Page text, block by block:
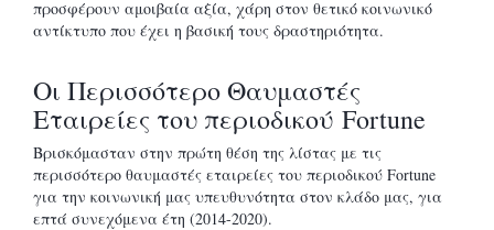
προσφέρουν αμοιβαία αξία, χάρη στον θετικό κοινωνικό
αντίκτυπο που έχει η βασική τους δραστηριότητα.
Οι Περισσότερο Θαυμαστές
Εταιρείες του περιοδικού Fortune
Βρισκόμασταν στην πρώτη θέση της λίστας με τις
περισσότερο θαυμαστές εταιρείες του περιοδικού Fortune
για την κοινωνική μας υπευθυνότητα στον κλάδο μας, για
επτά συνεχόμενα έτη (2014-2020).